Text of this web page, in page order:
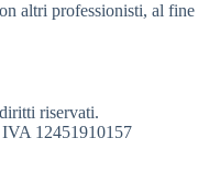
altri professionisti, al
riservati.
12451910157